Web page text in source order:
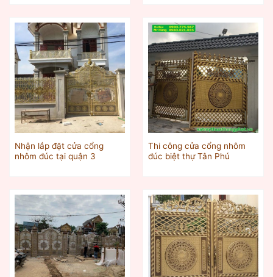
Nhận lắp đặt cửa cổng
nhôm đúc tại quận 3
Thi công cửa cổng nhôm
đúc biệt thự Tân Phú